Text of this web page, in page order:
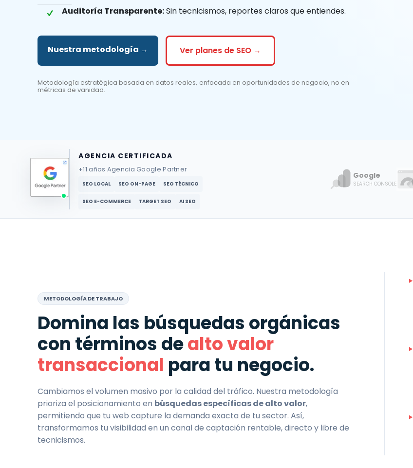
Auditoría Transparente:Sin tecnicismos, reportes claros que entiendes.
Nuestra metodología → Ver planes de SEO →
Metodología estratégica basada en datos reales, enfocada en oportunidades de negocio, no en
métricas de vanidad.
AGENCIA CERTIFICADA
+11 años Agencia Google Partner
SEO LOCAL SEO ON-PAGE SEO TÉCNICO
SEO E-COMMERCE TARGET SEO AI SEO
Google
SEARCH CONSOLE
METODOLOGÍA DE TRABAJO
Domina las búsquedas orgánicas
con términos dealto valor
transaccional para tu negocio.
Cambiamos el volumen masivo por la calidad del tráfico. Nuestra metodología
prioriza el posicionamiento en búsquedas específicas de alto valor,
permitiendo que tu web capture la demanda exacta de tu sector. Así,
transformamos tu visibilidad en un canal de captación rentable, directo y libre de
tecnicismos.